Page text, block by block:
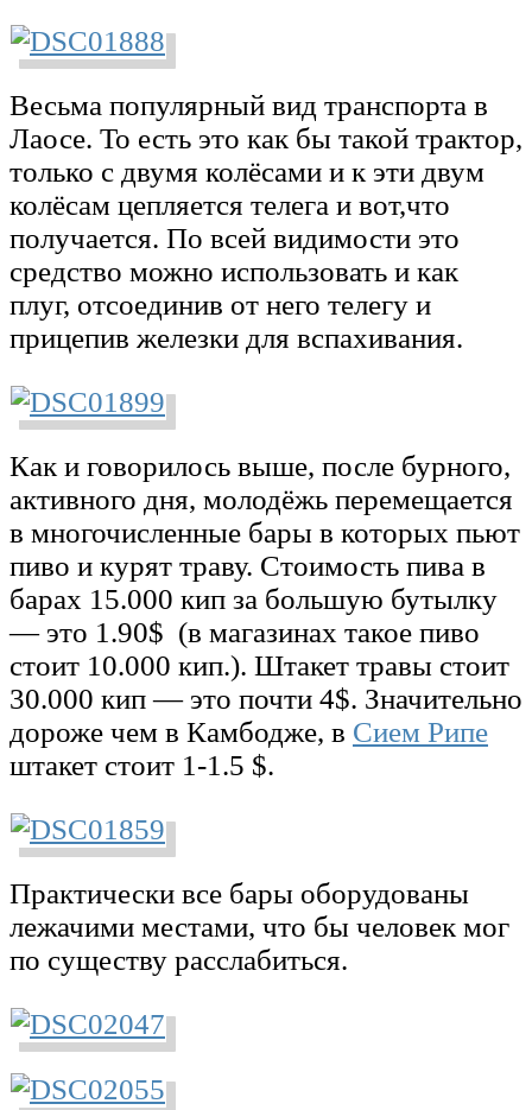
Весьма популярный вид транспорта в
Лаосе. То есть это как бы такой трактор,
только с двумя колёсами и к эти двум
колёсам цепляется телега и вот,что
получается. По всей видимости это
средство можно использовать и как
плуг, отсоединив от него телегу и
прицепив железки для вспахивания.
Как и говорилось выше, после бурного,
активного дня, молодёжь перемещается
в многочисленные бары в которых пьют
пиво и курят траву. Стоимость пива в
барах 15.000 кип за большую бутылку
— это 1.90$ (в магазинах такое пиво
стоит 10.000 кип.). Штакет травы стоит
30.000 кип — это почти 4$. Значительно
дороже чем в Камбодже, в Сием Рипе
штакет стоит 1-1.5 $.
Практически все бары оборудованы
лежачими местами, что бы человек мог
по существу расслабиться.